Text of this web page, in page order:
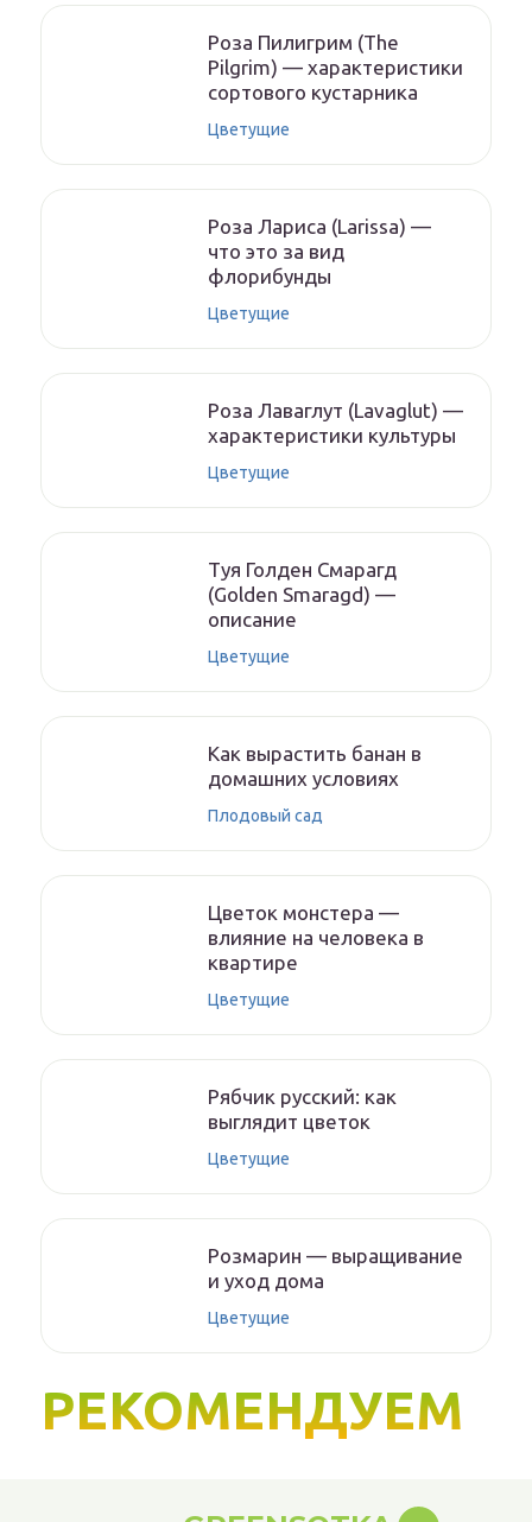
Роза Пилигрим (The
Pilgrim) — характеристики
сортового кустарника
Цветущие
Роза Лариса (Larissa) —
что это за вид
флорибунды
Цветущие
Роза Лаваглут (Lavaglut) —
характеристики культуры
Цветущие
Туя Голден Смарагд
(Golden Smaragd) —
описание
Цветущие
Как вырастить банан в
домашних условиях
Плодовый сад
Цветок монстера —
влияние на человека в
квартире
Цветущие
Рябчик русский: как
выглядит цветок
Цветущие
Розмарин — выращивание
и уход дома
Цветущие
РЕКОМЕНДУЕМ